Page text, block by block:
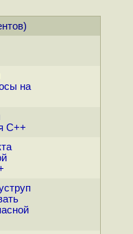
на
C++